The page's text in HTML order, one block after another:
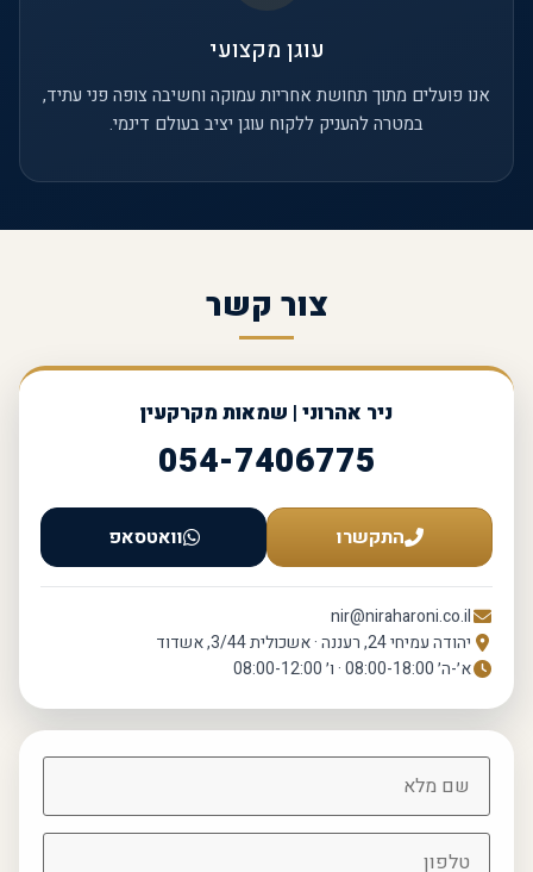
עוגן מקצועי
אנו פועלים מתוך תחושת אחריות עמוקה וחשיבה צופה פני עתיד,
במטרה להעניק ללקוח עוגן יציב בעולם דינמי.
צור קשר
ניר אהרוני | שמאות מקרקעין
054-7406775
התקשרו וואטסאפ
nir@niraharoni.co.il
יהודה עמיחי 24, רעננה · אשכולית 3/44, אשדוד
א׳-ה׳ 08:00-18:00 · ו׳ 08:00-12:00